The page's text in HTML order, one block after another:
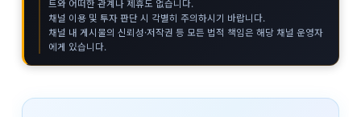
트와 어떠한 관계나 제휴도 없습니다.
채널 이용 및 투자 판단 시 각별히 주의하시기 바랍니다.
채널 내 게시물의 신뢰성·저작권 등 모든 법적 책임은 해당 채널 운영자
에게 있습니다.